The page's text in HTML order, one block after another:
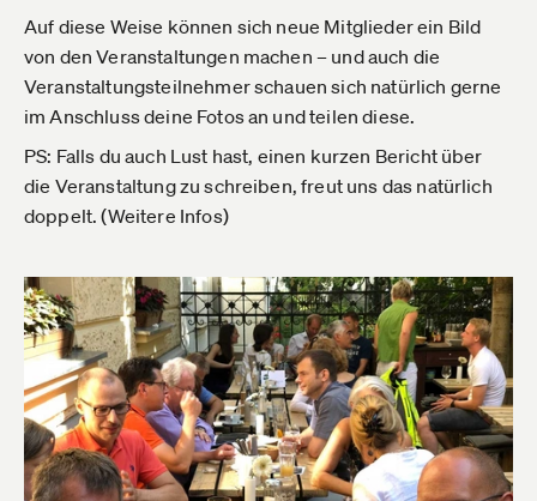
Auf diese Weise können sich neue Mitglieder ein Bild
von den Veranstaltungen machen – und auch die
Veranstaltungsteilnehmer schauen sich natürlich gerne
im Anschluss deine Fotos an und teilen diese.
PS: Falls du auch Lust hast, einen kurzen Bericht über
die Veranstaltung zu schreiben, freut uns das natürlich
doppelt. (Weitere Infos)